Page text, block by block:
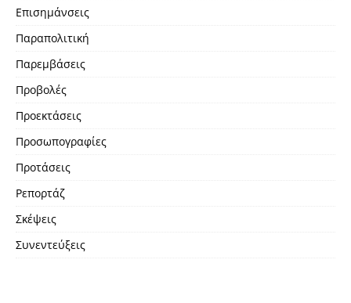
Επισημάνσεις
Παραπολιτική
Παρεμβάσεις
Προβολές
Προεκτάσεις
Προσωπογραφίες
Προτάσεις
Ρεπορτάζ
Σκέψεις
Συνεντεύξεις